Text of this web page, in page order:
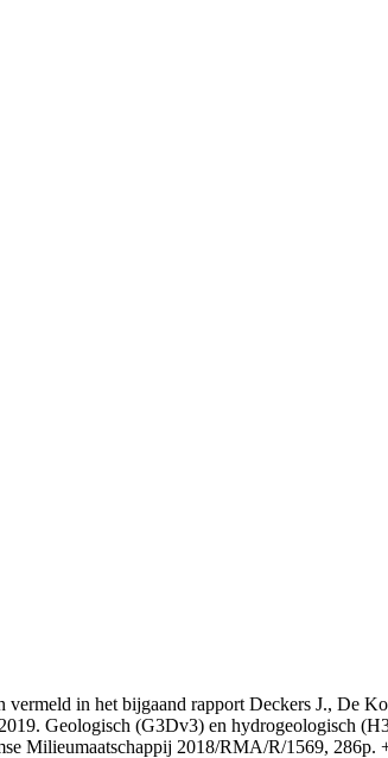
vermeld in het bijgaand rapport Deckers J.,
Geologisch (G3Dv3) en hydrogeologisch
Milieumaatschappij 2018/RMA/R/1569, 286p.